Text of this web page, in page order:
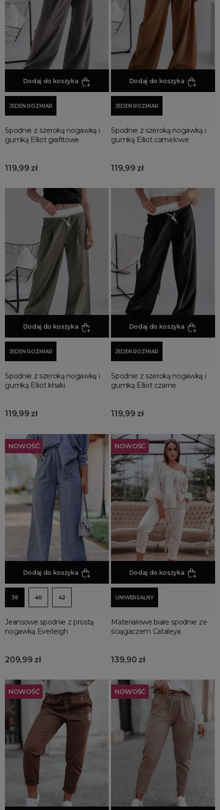
Spodnie damskie na wesele
Spodnie damskie z eko skóry
Dresy welurowe damskie
Spodnie z kieszeniami
Spodnie bez kieszeni
Spodnie joggery
Spodnie skórzane
Spodenki krótkie damskie
Spodnie cargo
Spodnie skinny
Spodnie z szerokimi nogawkami
Spodnie rurki
Spodnie z lampasami
Spodnie szorty
Spodnie bojówki damskie
Spodnie culotte
Spodnie sportowe
Spodnie w kratę
Spodnie lniane
Spodnie bermudy
Szorty jeansowe
Spodnie kolarki
Spodnie spadochronowe
Dodaj do koszyka
JEDEN ROZMIAR
Spodnie z szeroką nogawką i
gumką Elliot grafitowe
119,99 zł
Dodaj do koszyka
JEDEN ROZMIAR
Spodnie z szeroką nogawką i
gumką Elliot camelowe
119,99 zł
Dodaj do koszyka
JEDEN ROZMIAR
Spodnie z szeroką nogawką i
gumką Elliot khaki
119,99 zł
Dodaj do koszyka
JEDEN ROZMIAR
Spodnie z szeroką nogawką i
gumką Elliot czarne
119,99 zł
Dodaj do koszyka
38 40 42
Jeansowe spodnie z prostą
nogawką Everleigh
209,99 zł
NOWOŚĆ
Dodaj do koszyka
UNIWERSALNY
Materiałowe białe spodnie ze
ściągaczem Cataleya
139,90 zł
NOWOŚĆ
NOWOŚĆ NOWOŚĆ